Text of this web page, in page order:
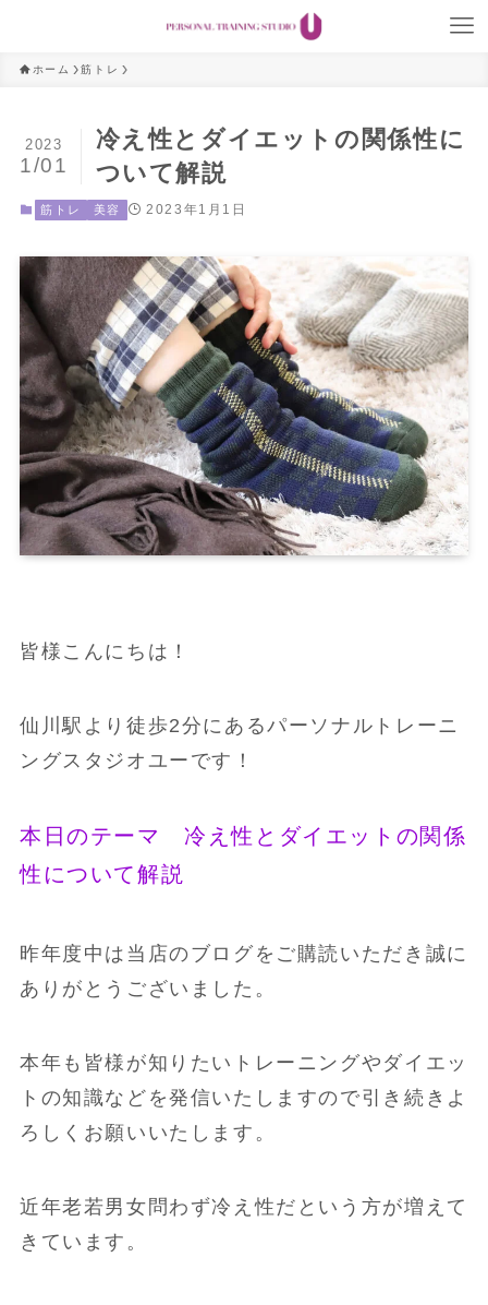
ホーム 筋トレ
冷え性とダイエットの関係性に
ついて解説
2023
1/01
筋トレ 美容 2023年1月1日
皆様こんにちは！
仙川駅より徒歩2分にあるパーソナルトレーニ
ングスタジオユーです！
本日のテーマ 冷え性とダイエットの関係
性について解説
昨年度中は当店のブログをご購読いただき誠に
ありがとうございました。
本年も皆様が知りたいトレーニングやダイエッ
トの知識などを発信いたしますので引き続きよ
ろしくお願いいたします。
近年老若男女問わず冷え性だという方が増えて
きています。